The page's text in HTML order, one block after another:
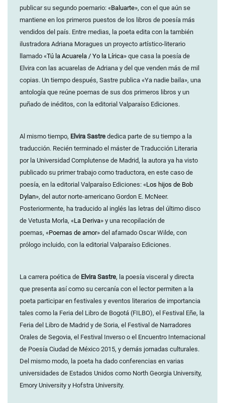
publicar su segundo poemario: «Baluarte», con el que aún se
mantiene en los primeros puestos de los libros de poesía más
vendidos del país. Entre medias, la poeta edita con la también
ilustradora Adriana Moragues un proyecto artístico-literario
llamado «Tú la Acuarela / Yo la Lírica» que casa la poesía de
Elvira con las acuarelas de Adriana y del que venden más de mil
copias. Un tiempo después, Sastre publica «Ya nadie baila», una
antología que reúne poemas de sus dos primeros libros y un
puñado de inéditos, con la editorial Valparaíso Ediciones.
Al mismo tiempo, Elvira Sastre dedica parte de su tiempo a la
traducción. Recién terminado el máster de Traducción Literaria
por la Universidad Complutense de Madrid, la autora ya ha visto
publicado su primer trabajo como traductora, en este caso de
poesía, en la editorial Valparaíso Ediciones: «Los hijos de Bob
Dylan», del autor norte-americano Gordon E. McNeer.
Posteriormente, ha traducido al inglés las letras del último disco
de Vetusta Morla, «La Deriva» y una recopilación de
poemas, «Poemas de amor» del afamado Oscar Wilde, con
prólogo incluido, con la editorial Valparaíso Ediciones.
La carrera poética de Elvira Sastre, la poesía visceral y directa
que presenta así como su cercanía con el lector permiten a la
poeta participar en festivales y eventos literarios de importancia
tales como la Feria del Libro de Bogotá (FILBO), el Festival Eñe, la
Feria del Libro de Madrid y de Soria, el Festival de Narradores
Orales de Segovia, el Festival Inverso o el Encuentro Internacional
de Poesía Ciudad de México 2015, y demás jornadas culturales.
Del mismo modo, la poeta ha dado conferencias en varias
universidades de Estados Unidos como North Georgia University,
Emory University y Hofstra University.